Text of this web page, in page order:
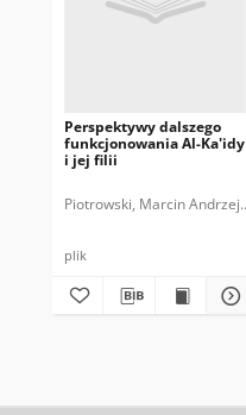
Perspektywy dalszego
funkcjonowania Al-Ka'idy
i jej filii
Piotrowski, Marcin Andrzej.
plik